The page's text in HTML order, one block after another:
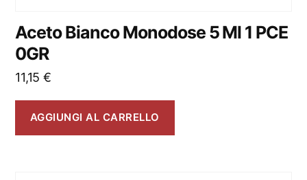
Aceto Bianco Monodose 5 Ml 1 PCE
0GR
11,15 €
AGGIUNGI AL CARRELLO